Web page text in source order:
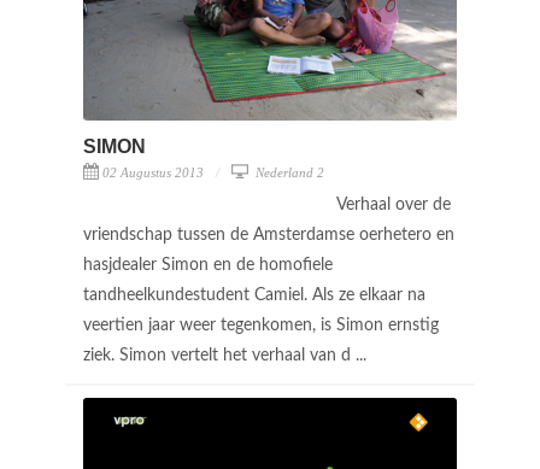
SIMON
02 Augustus 2013 Nederland 2
Verhaal over de
vriendschap tussen de Amsterdamse oerhetero en
hasjdealer Simon en de homofiele
tandheelkundestudent Camiel. Als ze elkaar na
veertien jaar weer tegenkomen, is Simon ernstig
ziek. Simon vertelt het verhaal van d ...